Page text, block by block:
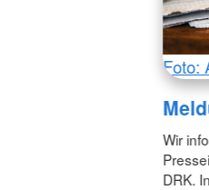
Foto:
Wir
DRK.